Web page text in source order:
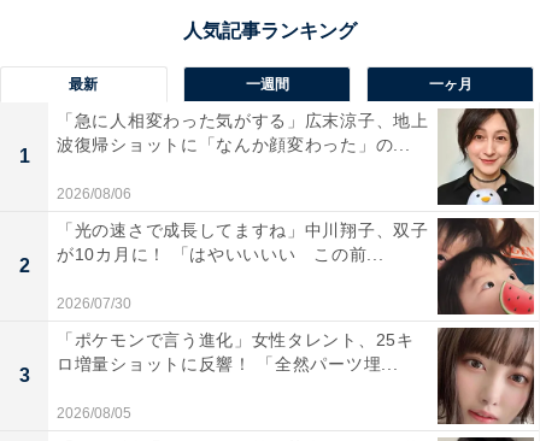
最新 一週間 一ヶ月
1
「急に人相変わった気がする」広末涼子、地上
波復帰ショットに「なんか顔変わった」の...
2026/08/06
2
「光の速さで成長してますね」中川翔子、双子
が10カ月に！ 「はやいいいい この前...
2026/07/30
3
「ポケモンで言う進化」女性タレント、25キ
ロ増量ショットに反響！ 「全然パーツ埋...
2026/08/05